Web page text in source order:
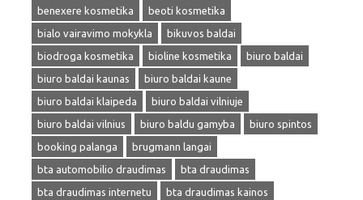
benexere kosmetika
beoti kosmetika
bialo vairavimo mokykla
bikuvos baldai
biodroga kosmetika
bioline kosmetika
biuro baldai
biuro baldai kaunas
biuro baldai kaune
biuro baldai klaipeda
biuro baldai vilniuje
biuro baldai vilnius
biuro baldu gamyba
biuro spintos
booking palanga
brugmann langai
bta automobilio draudimas
bta draudimas
bta draudimas internetu
bta draudimas kainos